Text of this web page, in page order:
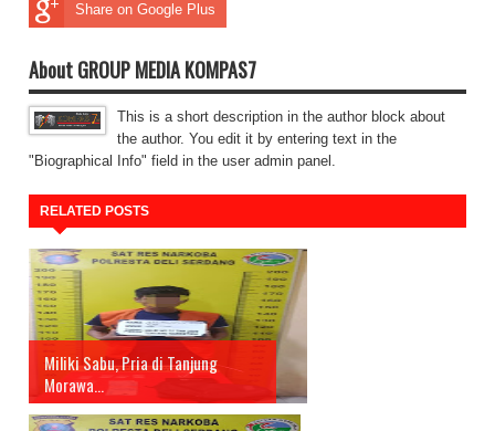
Share on Google Plus
About GROUP MEDIA KOMPAS7
This is a short description in the author block about
the author. You edit it by entering text in the
"Biographical Info" field in the user admin panel.
RELATED POSTS
Miliki Sabu, Pria di Tanjung
Morawa...